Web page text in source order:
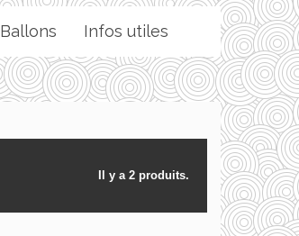
Ballons Infos utiles
Il y a 2 produits.